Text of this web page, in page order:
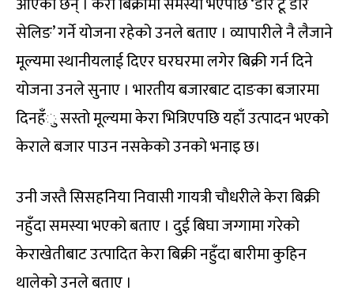
सेलिङ’ गर्ने योजना रहेको उनले बताए । व्यापारीले नै लैजाने
मूल्यमा स्थानीयलाई दिएर घरघरमा लगेर बिक्री गर्न दिने
योजना उनले सुनाए । भारतीय बजारबाट दाङका बजारमा
दिनहँु सस्तो मूल्यमा केरा भित्रिएपछि यहाँ उत्पादन भएको
केराले बजार पाउन नसकेको उनको भनाइ छ।
उनी जस्तै सिसहनिया निवासी गायत्री चौधरीले केरा बिक्री
नहुँदा समस्या भएको बताए । दुई बिघा जग्गामा गरेको
केराखेतीबाट उत्पादित केरा बिक्री नहुँदा बारीमा कुहिन
थालेको उनले बताए ।